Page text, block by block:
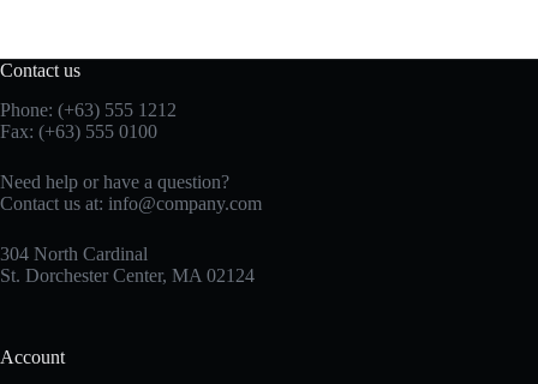
Contact us
Phone: (+63) 555 1212
Fax: (+63) 555 0100
Need help or have a question?
Contact us at: info@company.com
304 North Cardinal
St. Dorchester Center, MA 02124
Account